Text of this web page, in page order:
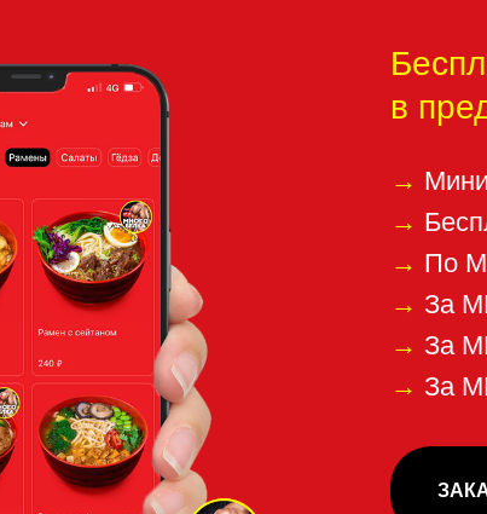
За МКАД до
За МКАД
За МКАД
ЗАКАЖИ НА